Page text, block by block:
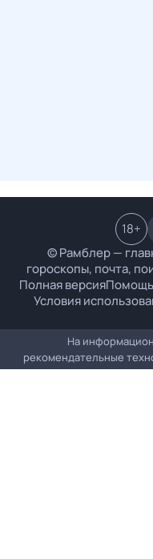
© Рамблер —
гороскопы, почта,
Полная версияПомощь
Условия
18+
На
рекомендательные